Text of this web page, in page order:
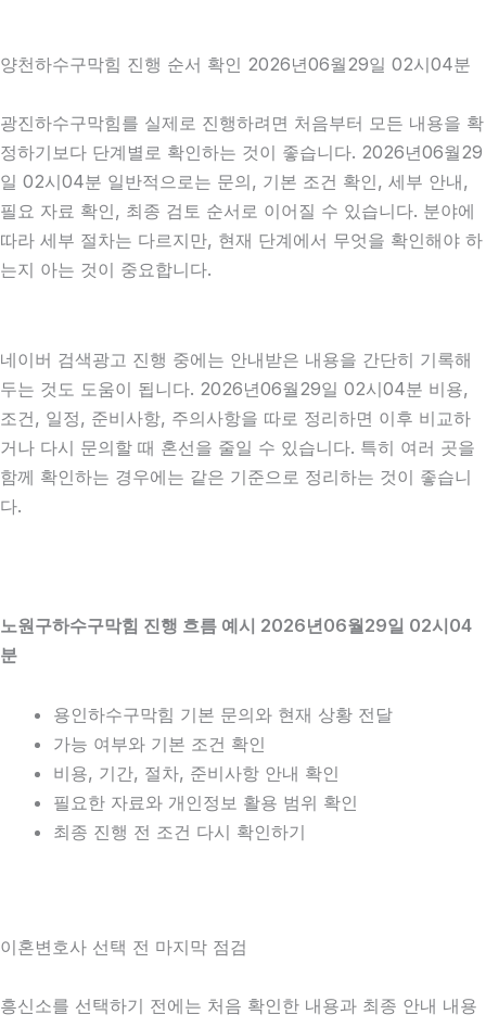
양천하수구막힘 진행 순서 확인 2026년06월29일 02시04분
광진하수구막힘를 실제로 진행하려면 처음부터 모든 내용을 확
정하기보다 단계별로 확인하는 것이 좋습니다. 2026년06월29
일 02시04분 일반적으로는 문의, 기본 조건 확인, 세부 안내,
필요 자료 확인, 최종 검토 순서로 이어질 수 있습니다. 분야에
따라 세부 절차는 다르지만, 현재 단계에서 무엇을 확인해야 하
는지 아는 것이 중요합니다.
네이버 검색광고 진행 중에는 안내받은 내용을 간단히 기록해
두는 것도 도움이 됩니다. 2026년06월29일 02시04분 비용,
조건, 일정, 준비사항, 주의사항을 따로 정리하면 이후 비교하
거나 다시 문의할 때 혼선을 줄일 수 있습니다. 특히 여러 곳을
함께 확인하는 경우에는 같은 기준으로 정리하는 것이 좋습니
다.
노원구하수구막힘 진행 흐름 예시 2026년06월29일 02시04
분
용인하수구막힘 기본 문의와 현재 상황 전달
가능 여부와 기본 조건 확인
비용, 기간, 절차, 준비사항 안내 확인
필요한 자료와 개인정보 활용 범위 확인
최종 진행 전 조건 다시 확인하기
이혼변호사 선택 전 마지막 점검
흥신소를 선택하기 전에는 처음 확인한 내용과 최종 안내 내용